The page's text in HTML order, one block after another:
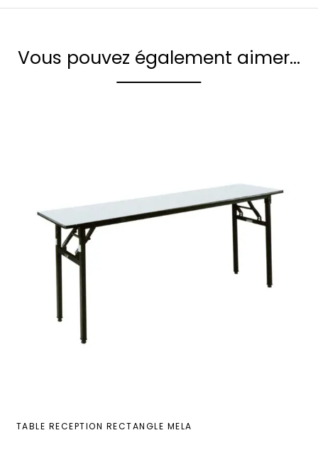
Vous pouvez également aimer…
TABLE RECEPTION RECTANGLE MELA